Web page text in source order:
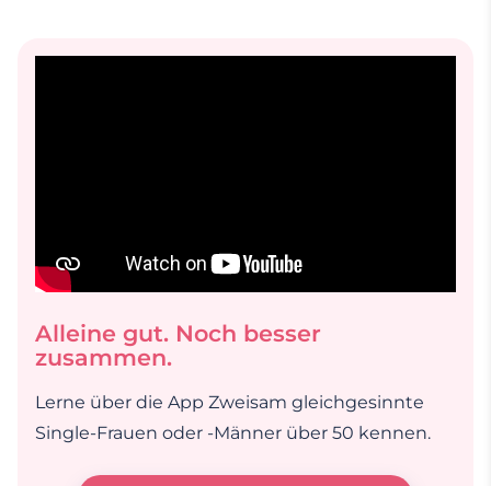
Alleine gut. Noch besser
zusammen.
Lerne über die App Zweisam gleichgesinnte
Single-Frauen oder -Männer über 50 kennen.